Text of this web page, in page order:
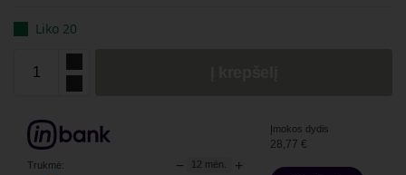
Liko 20
Trukmė: − 12 mėn. +
Įmokos dydis
28,77 €